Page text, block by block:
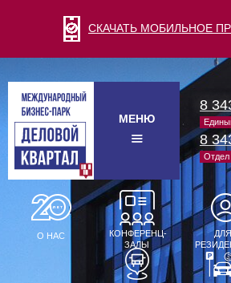
СКАЧАТЬ МОБИЛЬНОЕ
МЕНЮ
8
8
Отдел
О НАС
КОНФЕРЕНЦ-
ЗАЛЫ
ДЛЯ